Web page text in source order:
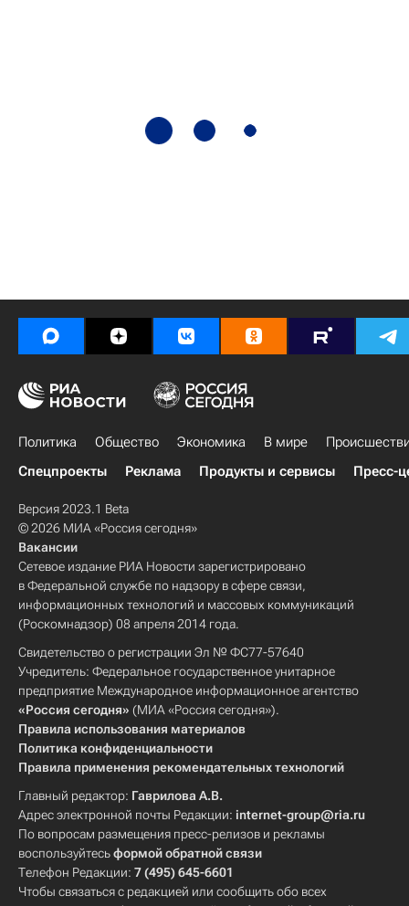
Политика Общество Экономика В мире
Спецпроекты
Реклама Продукты и сервисы Пресс-
Версия 2023.1 Beta
© 2026 МИА «Россия сегодня»
Вакансии
Сетевое издание РИА Новости зарегистрировано
в Федеральной службе по надзору в сфере связи,
информационных технологий и массовых коммуникаций
(Роскомнадзор) 08 апреля 2014 года.
Свидетельство о регистрации Эл № ФС77-57640
Учредитель: Федеральное государственное унитарное
предприятие Международное информационное агентство
«Россия сегодня» (МИА «Россия сегодня»).
Правила использования материалов
Политика конфиденциальности
Правила применения рекомендательных технологий
Главный редактор: Гаврилова А.В.
Адрес электронной почты Редакции: internet-group@ria.ru
По вопросам размещения пресс-релизов и рекламы
воспользуйтесьформой обратной связи
Телефон Редакции: 7 (495) 645-6601
Чтобы связаться с редакцией или сообщить обо всех